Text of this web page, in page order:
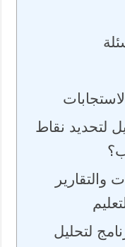
لتحديد نقاط
والتقارير
لتحليل